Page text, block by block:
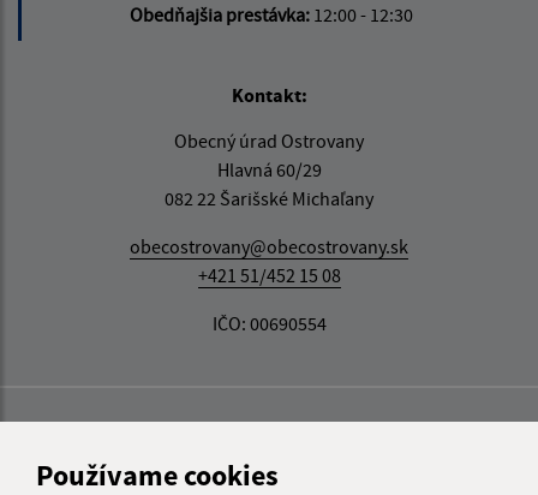
Používame cookies
Obedňajšia prestávka: 12:00 - 12:30
Kontakt:
Obecný úrad Ostrovany
Hlavná 60/29
082 22 Šarišské Michaľany
obecostrovany@obecostrovany.sk
+421 51/452 15 08
IČO: 00690554